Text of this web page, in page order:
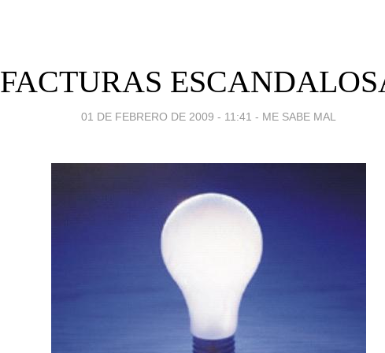
FACTURAS
01 DE FEBRERO DE 2009 - 11:41 - ME SABE MAL